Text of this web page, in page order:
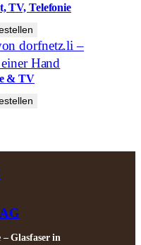
TV, Telefonie
& TV
– Glasfaser in